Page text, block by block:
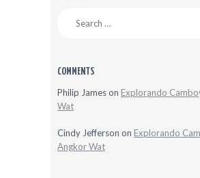
COMMENTS
Philip Jameson Explorando
Wat
Cindy Jefferson on Explorando
Angkor Wat